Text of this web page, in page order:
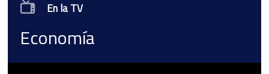
En la TV
Economía